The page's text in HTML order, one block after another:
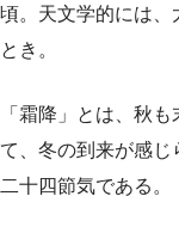
頃。天文学的には、
とき。
「霜降」とは、秋
て、冬の到来が感
二十四節気である。